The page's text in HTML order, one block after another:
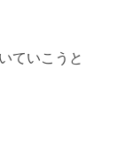
ていこうと